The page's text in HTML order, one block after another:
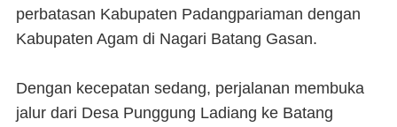
perbatasan Kabupaten Padangpariaman dengan
Kabupaten Agam di Nagari Batang Gasan.
Dengan kecepatan sedang, perjalanan membuka
jalur dari Desa Punggung Ladiang ke Batang